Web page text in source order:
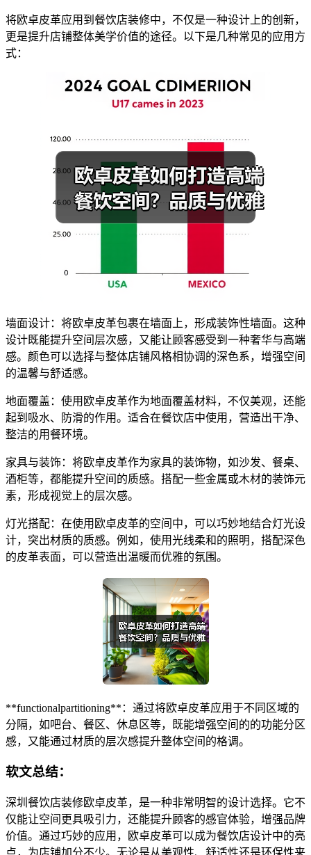
将欧卓皮革应用到餐饮店装修中，不仅是一种设计上的创新，
更是提升店铺整体美学价值的途径。以下是几种常见的应用方
式：
墙面设计：将欧卓皮革包裹在墙面上，形成装饰性墙面。这种
设计既能提升空间层次感，又能让顾客感受到一种奢华与高端
感。颜色可以选择与整体店铺风格相协调的深色系，增强空间
的温馨与舒适感。
地面覆盖：使用欧卓皮革作为地面覆盖材料，不仅美观，还能
起到吸水、防滑的作用。适合在餐饮店中使用，营造出干净、
整洁的用餐环境。
家具与装饰：将欧卓皮革作为家具的装饰物，如沙发、餐桌、
酒柜等，都能提升空间的质感。搭配一些金属或木材的装饰元
素，形成视觉上的层次感。
灯光搭配：在使用欧卓皮革的空间中，可以巧妙地结合灯光设
计，突出材质的质感。例如，使用光线柔和的照明，搭配深色
的皮革表面，可以营造出温暖而优雅的氛围。
**functionalpartitioning**：通过将欧卓皮革应用于不同区域的
分隔，如吧台、餐区、休息区等，既能增强空间的的功能分区
感，又能通过材质的层次感提升整体空间的格调。
软文总结：
深圳餐饮店装修欧卓皮革，是一种非常明智的设计选择。它不
仅能让空间更具吸引力，还能提升顾客的感官体验，增强品牌
价值。通过巧妙的应用，欧卓皮革可以成为餐饮店设计中的亮